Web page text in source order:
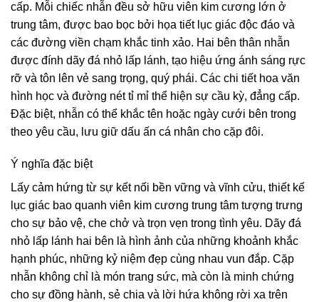
cấp. Mỗi chiếc nhẫn đều sở hữu viên kim cương lớn ở
trung tâm, được bao bọc bởi họa tiết lục giác độc đáo và
các đường viền chạm khắc tinh xảo. Hai bên thân nhẫn
được đính dãy đá nhỏ lấp lánh, tạo hiệu ứng ánh sáng rực
rỡ và tôn lên vẻ sang trọng, quý phái. Các chi tiết hoa văn
hình học và đường nét tỉ mỉ thể hiện sự cầu kỳ, đẳng cấp.
Đặc biệt, nhẫn có thể khắc tên hoặc ngày cưới bên trong
theo yêu cầu, lưu giữ dấu ấn cá nhân cho cặp đôi.
Ý nghĩa đặc biệt
Lấy cảm hứng từ sự kết nối bền vững và vĩnh cửu, thiết kế
lục giác bao quanh viên kim cương trung tâm tượng trưng
cho sự bảo vệ, che chở và trọn vẹn trong tình yêu. Dãy đá
nhỏ lấp lánh hai bên là hình ảnh của những khoảnh khắc
hạnh phúc, những kỷ niệm đẹp cùng nhau vun đắp. Cặp
nhẫn không chỉ là món trang sức, mà còn là minh chứng
cho sự đồng hành, sẻ chia và lời hứa không rời xa trên